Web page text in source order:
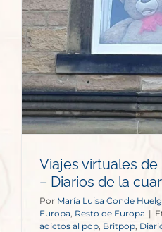
Viajes virtuales de
– Diarios de la
Por María Luisa Conde
Europa Resto de Europa |
adictos al pop, Britpop,